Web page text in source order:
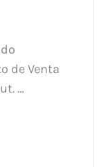
de Venta
…